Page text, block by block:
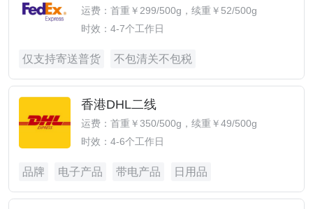
运费：首重￥299/500g，续重￥52/500g
时效：4-7个工作日
仅支持寄送普货 不包清关不包税
香港DHL二线
运费：首重￥350/500g，续重￥49/500g
时效：4-6个工作日
品牌 电子产品 带电产品 日用品